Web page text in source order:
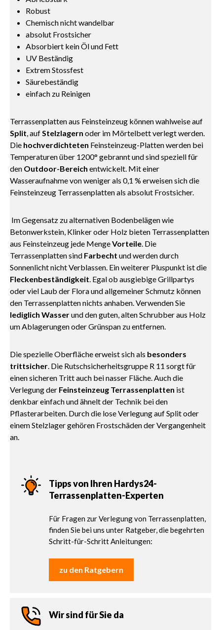
Robust
Chemisch nicht wandelbar
absolut Frostsicher
Absorbiert kein Öl und Fett
UV Beständig
Extrem Stossfest
Säurebeständig
einfach zu Reinigen
Terrassenplatten aus Feinsteinzeug können wahlweise auf
Split, aufStelzlagern oder im Mörtelbett verlegt werden.
Die hochverdichteten Feinsteinzeug-Platten werden bei
Temperaturen über 1200° gebrannt und sind speziell für
den Outdoor-Bereich entwickelt. Mit einer
Wasseraufnahme von weniger als 0,1 % erweisen sich die
Feinsteinzeug Terrassenplatten als absolut Frostsicher.
Im Gegensatz zu alternativen Bodenbelägen wie
Betonwerkstein, Klinker oder Holz bieten Terrassenplatten
aus Feinsteinzeug jede MengeVorteile. Die
Terrassenplatten sind Farbecht und werden durch
Sonnenlicht nicht Verblassen. Ein weiterer Pluspunkt ist die
Fleckenbeständigkeit. Egal ob ausgiebige Grillpartys
oder viel Laub der Flora und allgemeiner Schmutz können
den Terrassenplatten nichts anhaben. Verwenden Sie
lediglich Wasserund den guten, alten Schrubber aus Holz
um Ablagerungen oder Grünspan zu entfernen.
Die spezielle Oberfläche erweist sich als besonders
trittsicher. Die Rutschsicherheitsgruppe R 11 sorgt für
einen sicheren Tritt auch bei nasser Fläche. Auch die
Verlegung der Feinsteinzeug Terrassenplatten ist
denkbar einfach und ähnelt der Technik bei den
Pflasterarbeiten. Durch die lose Verlegung auf Split oder
einem Stelzlager gehören Frostschäden der Vergangenheit
an.
Tipps von Ihren Hardys24-
Terrassenplatten-Experten
Für Fragen zur Verlegung von Terrassenplatten,
finden Sie bei uns unter Ratgeber, die begehrten
Schritt-für-Schritt Anleitungen:
zu den Ratgebern
Wir sind für Sie da